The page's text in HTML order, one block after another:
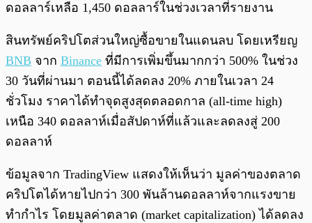
ดอลลาร์เหลือ 1,450 ดอลลาร์ในช่วงเวลาที่รายงาน
สินทรัพย์คริปโตส่วนใหญ่ซื้อขายในแดนลบ โดยเหรียญ
BNB จาก Binance ที่มีการเพิ่มขึ้นมากกว่า 500% ในช่วง
30 วันที่ผ่านมา ตอนนี้ได้ลดลง 20% ภายในเวลา 24
ชั่วโมง ราคาได้ทำจุดสูงสุดตลอดกาล (all-time high)
เหนือ 340 ดอลลาห์เมื่อสัปดาห์ที่แล้วและลดลงสู่ 200
ดอลลาห์
ข้อมูลจาก TradingView แสดงให้เห็นว่า มูลค่าของตลาด
คริปโตได้หายไปกว่า 300 พันล้านดอลลาห์จากแรงขาย
ทำกำไร โดยมูลค่าตลาด (market capitalization) ได้ลดลง